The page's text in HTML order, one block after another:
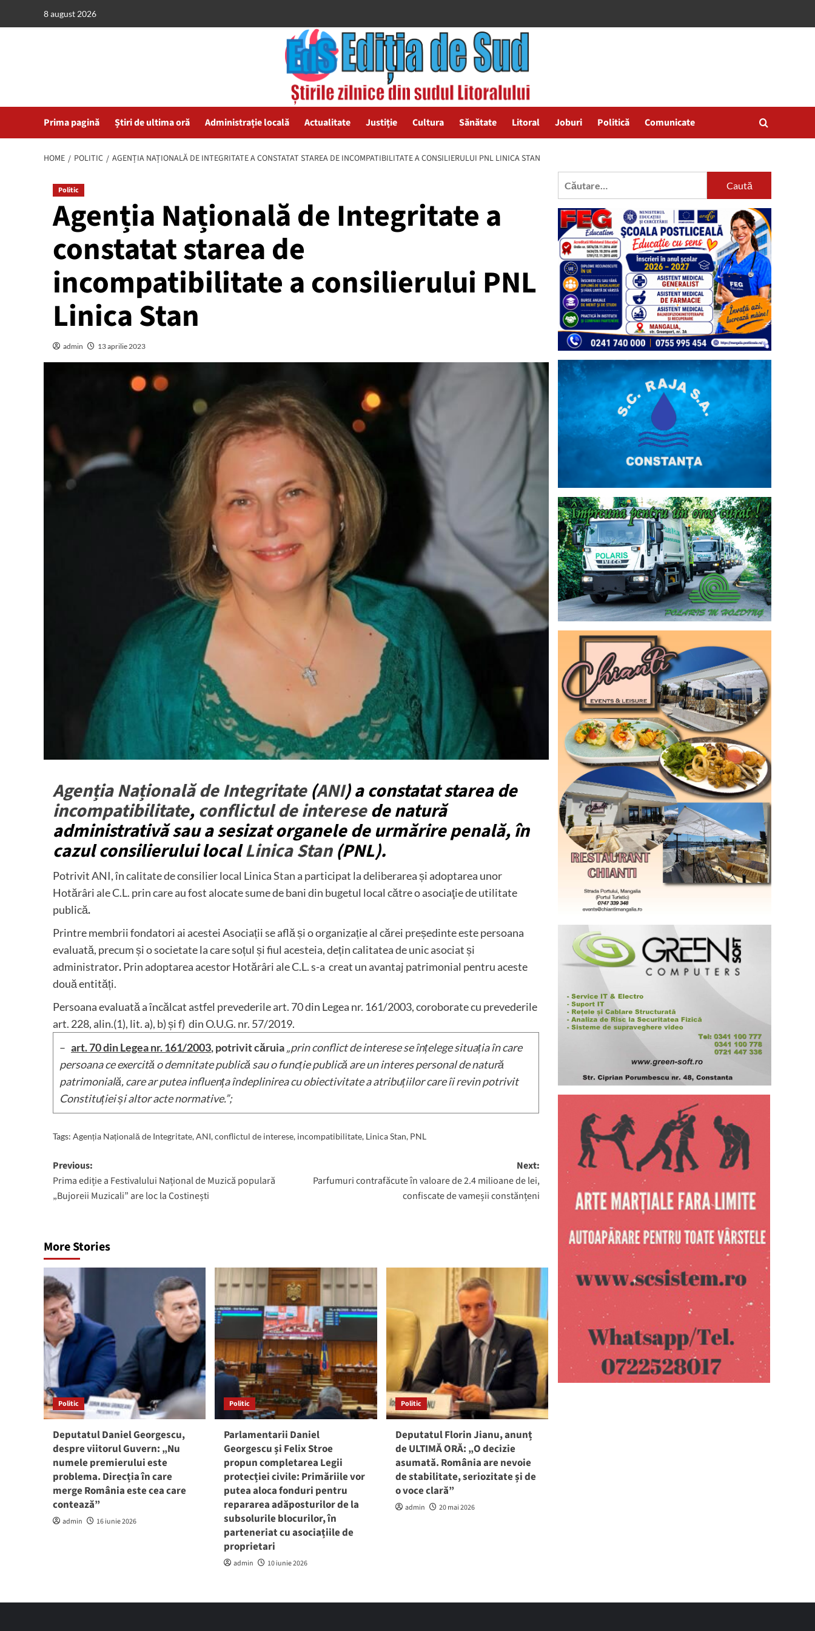
8 august 2026
Prima pagină Știri de ultima oră Administrație locală Actualitate Justiție Cultura Sănătate Litoral Joburi Politică Comunicate
HOME POLITIC AGENȚIA NAȚIONALĂ DE INTEGRITATE A CONSTATAT STAREA DE INCOMPATIBILITATE A CONSILIERULUI PNL LINICA STAN
Politic
Agenția Națională de Integritate a
constatat starea de
incompatibilitate a consilierului PNL
Linica Stan
admin 13 aprilie 2023
Agenția Națională de Integritate(ANI) a constatatstarea de
incompatibilitate,conflictul de interesede natură
administrativă sau a sesizat organele de urmărire penală, în
cazul consilierului localLinica Stan(PNL).
PotrivitANI, în calitate de consilier local Linica Stana participat la deliberarea și adoptarea unor
Hotărâri ale C.L. prin care au fost alocate sume de bani din bugetul local către o asociaţie de utilitate
publică.
Printre membrii fondatori ai acestei Asociații se află și o organizație al cărei președinte este persoana
evaluată, precum și o societate la care soțul și fiul acesteia, dețin calitatea de unic asociat și
administrator.Prin adoptarea acestor Hotărâri ale C.L. s-a creat un avantaj patrimonial pentru aceste
două entități.
Persoana evaluată a încălcat astfel prevederile art. 70 din Legea nr. 161/2003, coroborate cu prevederile
art. 228, alin.(1), lit. a), b) și f) din O.U.G. nr. 57/2019.
– art. 70 din Legea nr. 161/2003, potrivit căruia„prin conflict de interese se înțelege situația în care
persoana ce exercită o demnitate publică sau o funcție publică are un interes personal de natură
patrimonială, care ar putea influența îndeplinirea cu obiectivitate a atribuțiilor care îi revin potrivit
Constituției și altor acte normative.”;
Tags: Agenția Națională de Integritate,ANI,conflictul de interese, incompatibilitate, Linica Stan, PNL
Post
navigation
Previous:
Prima ediție a Festivalului Național de Muzică populară
„Bujoreii Muzicali” are loc la Costinești
Next:
Parfumuri contrafăcute în valoare de 2.4 milioane de lei,
confiscate de vameșii constănțeni
More Stories
Politic
Deputatul Daniel Georgescu,
despre viitorul Guvern: „Nu
numele premierului este
problema. Direcția în care
merge România este cea care
contează”
admin 16 iunie 2026
Politic
Parlamentarii Daniel
Georgescu și Felix Stroe
propun completarea Legii
protecției civile: Primăriile vor
putea aloca fonduri pentru
repararea adăposturilor de la
subsolurile blocurilor, în
parteneriat cu asociațiile de
proprietari
admin 10 iunie 2026
Politic
Deputatul Florin Jianu, anunț
de ULTIMĂ ORĂ: „O decizie
asumată. România are nevoie
de stabilitate, seriozitate și de
o voce clară”
admin 20 mai 2026
Caută